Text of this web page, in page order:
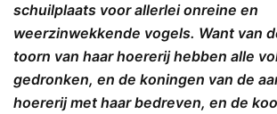
schuilplaats voor allerlei onreine en
weerzinwekkende vogels. Want van
toorn van haar hoererij hebben alle
gedronken, en de koningen van de
hoererij met haar bedreven, en de